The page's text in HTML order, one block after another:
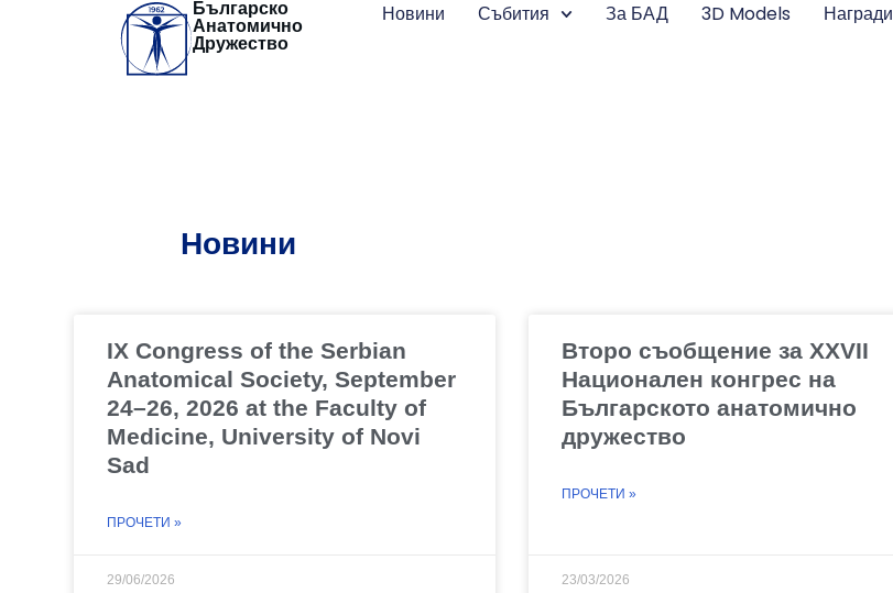
Българско
Анатомично
Дружество
Новини Събития За БАД 3D Models Награди
Новини
IX Congress of the Serbian
Anatomical Society, September
24–26, 2026 at the Faculty of
Medicine, University of Novi
Sad
ПРОЧЕТИ »
29/06/2026
Второ съобщение за XXVII
Национален конгрес на
Българското анатомично
дружество
ПРОЧЕТИ »
23/03/2026